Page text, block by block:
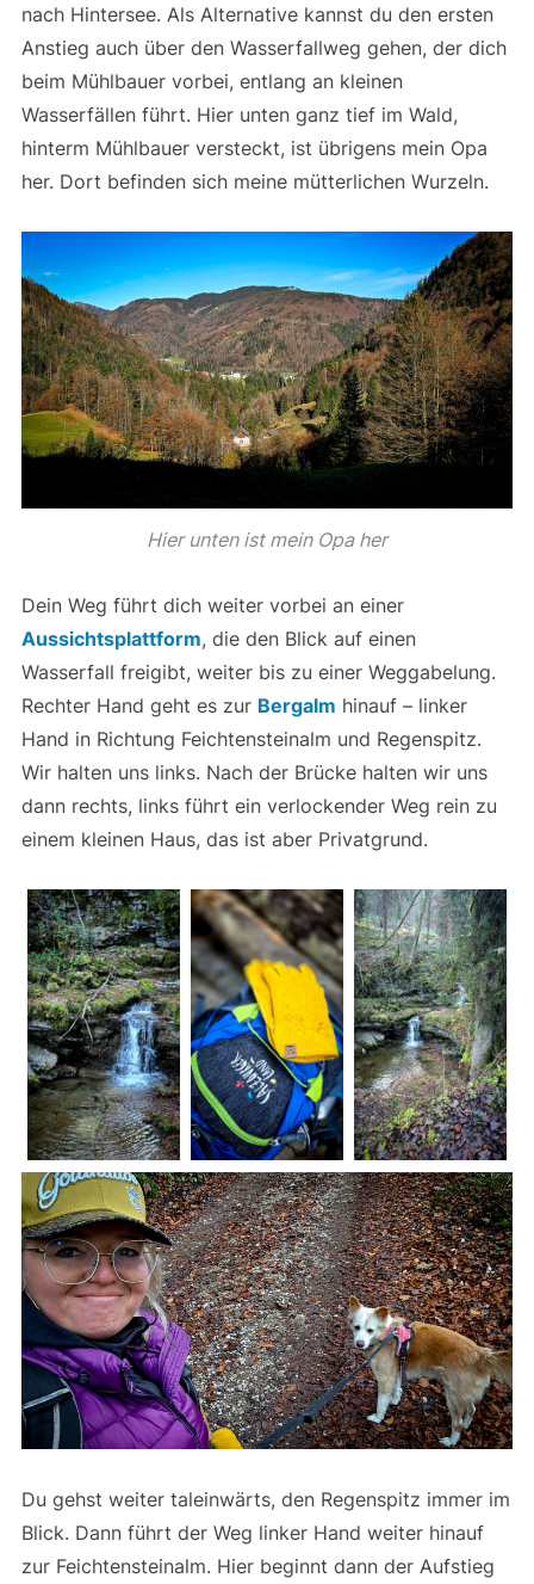
nach Hintersee. Als Alternative kannst du den ersten
Anstieg auch über den Wasserfallweg gehen, der dich
beim Mühlbauer vorbei, entlang an kleinen
Wasserfällen führt. Hier unten ganz tief im Wald,
hinterm Mühlbauer versteckt, ist übrigens mein Opa
her. Dort befinden sich meine mütterlichen Wurzeln.
Hier unten ist mein Opa her
Dein Weg führt dich weiter vorbei an einer
Aussichtsplattform, die den Blick auf einen
Wasserfall freigibt, weiter bis zu einer Weggabelung.
Rechter Hand geht es zur Bergalm hinauf – linker
Hand in Richtung Feichtensteinalm und Regenspitz.
Wir halten uns links. Nach der Brücke halten wir uns
dann rechts, links führt ein verlockender Weg rein zu
einem kleinen Haus, das ist aber Privatgrund.
Du gehst weiter taleinwärts, den Regenspitz immer im
Blick. Dann führt der Weg linker Hand weiter hinauf
zur Feichtensteinalm. Hier beginnt dann der Aufstieg